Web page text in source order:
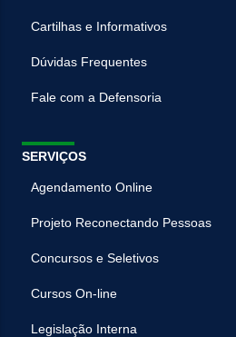
Cartilhas e Informativos
Dúvidas Frequentes
Fale com a Defensoria
SERVIÇOS
Agendamento Online
Projeto Reconectando Pessoas
Concursos e Seletivos
Cursos On-line
Legislação Interna